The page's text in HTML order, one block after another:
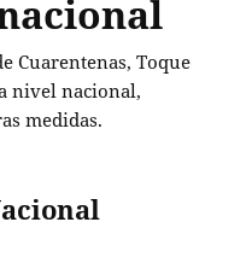
Cuarentenas, Toque
nivel nacional,
medidas.